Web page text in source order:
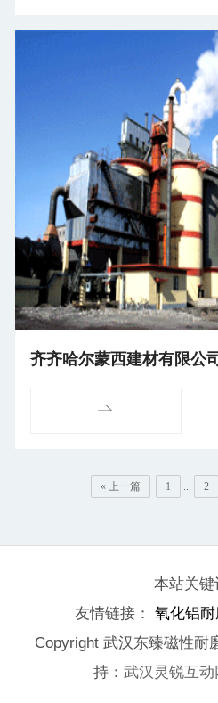
齐齐哈尔蒙西建材有限公
« 上一篇 1 2
本站关键
友情链接： 氧化铝
Copyright 武汉东臻磁性耐
持： 武汉灵锐互动